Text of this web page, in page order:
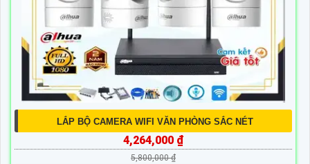
LẮP BỘ CAMERA WIFI VĂN PHÒNG SẮC NÉT
4,264,000 ₫
5,800,000 ₫